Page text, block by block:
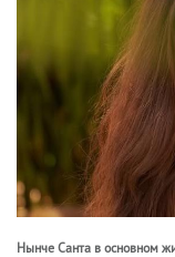
Нынче Санта в основном